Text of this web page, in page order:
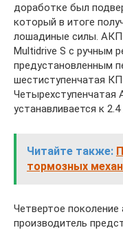
доработке был
который в итоге
лошадиные силы.
Multidrive S с ручным
предустановленным
шестиступенчатая
Четырехступенчатая
устанавливается к
Читайте также:
тормозных
Четвертое
производитель